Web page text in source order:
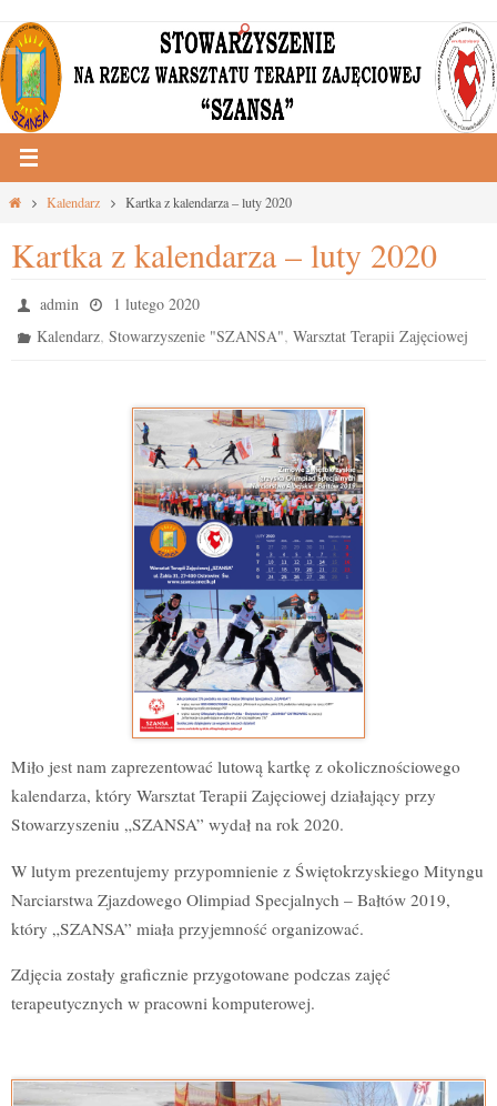
Przejdź
do
treści
StronaKalendarz Kartka z kalendarza – luty 2020
Kartka z kalendarza – luty 2020
admin
1 lutego 2020
Kalendarz,Stowarzyszenie "SZANSA",Warsztat Terapii Zajęciowej
Miło jest nam zaprezentować lutową kartkę z okolicznościowego
kalendarza, który Warsztat Terapii Zajęciowej działający przy
Stowarzyszeniu „SZANSA” wydał na rok 2020.
W lutym prezentujemy przypomnienie z Świętokrzyskiego Mityngu
Narciarstwa Zjazdowego Olimpiad Specjalnych – Bałtów 2019,
który „SZANSA” miała przyjemność organizować.
Zdjęcia zostały graficznie przygotowane podczas zajęć
terapeutycznych w pracowni komputerowej.